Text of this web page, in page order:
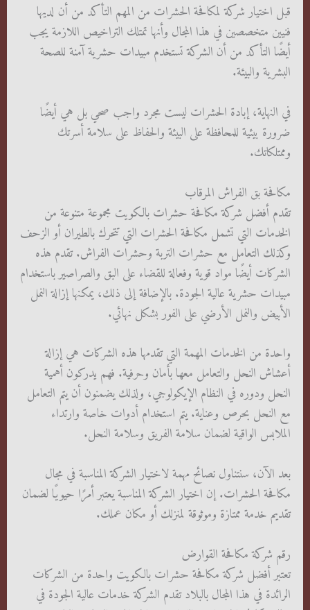
قبل اختيار شركة لمكافحة الحشرات من المهم التأكد من أن لديها
فنيين متخصصين في هذا المجال وأنها تمتلك التراخيص اللازمة يجب
أيضًا التأكد من أن الشركة تستخدم مبيدات حشرية آمنة للصحة
البشرية والبيئة.
في النهاية، إبادة الحشرات ليست مجرد واجب صحي بل هي أيضًا
ضرورة بيئية للمحافظة على البيئة والحفاظ على سلامة أسرتك
وممتلكاتك.
مكافحة بق الفراش المرقاب
تقدم أفضل شركة مكافحة حشرات بالكويت مجموعة متنوعة من
الخدمات التي تشمل مكافحة الحشرات التي تتحرك بالطيران أو الزحف
وكذلك التعامل مع حشرات التربة وحشرات الفراش. تقدم هذه
الشركات أيضًا مواد قوية وفعالة للقضاء على البق والصراصير باستخدام
مبيدات حشرية عالية الجودة. بالإضافة إلى ذلك، يمكنها إزالة النمل
الأبيض والنمل الأرضي على الفور بشكل نهائي.
واحدة من الخدمات المهمة التي تقدمها هذه الشركات هي إزالة
أعشاش النحل والتعامل معها بأمان وحرفية. فهم يدركون أهمية
النحل ودوره في النظام الإيكولوجي، ولذلك يضمنون أن يتم التعامل
مع النحل بحرص وعناية. يتم استخدام أدوات خاصة وارتداء
الملابس الواقية لضمان سلامة الفريق وسلامة النحل.
بعد الآن، سنتناول نصائح مهمة لاختيار الشركة المناسبة في مجال
مكافحة الحشرات. إن اختيار الشركة المناسبة يعتبر أمرًا حيويًا لضمان
تقديم خدمة ممتازة وموثوقة لمنزلك أو مكان عملك.
رقم شركة مكافحة القوارض
تعتبر أفضل شركة مكافحة حشرات بالكويت واحدة من الشركات
الرائدة في هذا المجال بالبلاد تقدم الشركة خدمات عالية الجودة في